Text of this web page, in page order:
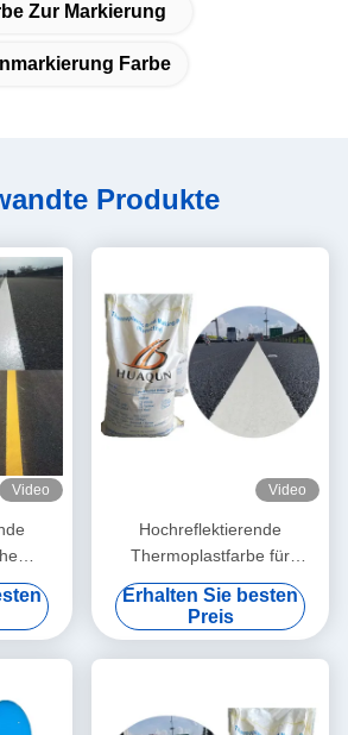
Zur Markierung
Farbe
Produkte
Video
und
Video
Hochreflektierende
Thermoplastfarbe für
langlebige und
wetterbeständige
Straßenmarkierungen
Erhalten Sie besten
Preis